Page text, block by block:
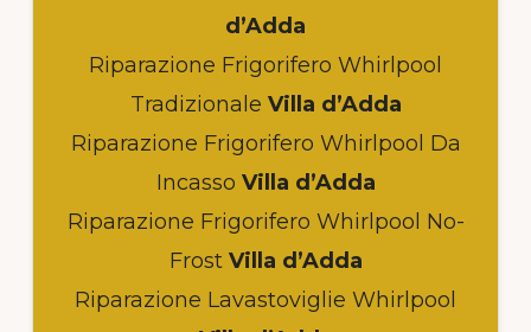
d’Adda
Riparazione Frigorifero Whirlpool
Tradizionale Villa d’Adda
Riparazione Frigorifero Whirlpool Da
Incasso Villa d’Adda
Riparazione Frigorifero Whirlpool No-
FrostVilla d’Adda
Riparazione Lavastoviglie Whirlpool